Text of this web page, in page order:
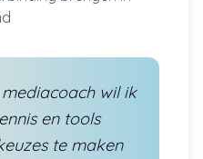
wil ik
en tools
te maken